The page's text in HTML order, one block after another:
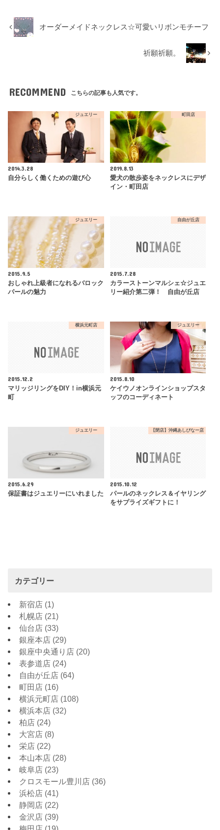
オーダーメイドネックレス☆可愛いリボンモチーフ
祈願祈願。
RECOMMEND こちらの記事も人気です。
ジュエリー
2014.3.28
自分らしく働くための遊び心
町田店
2019.8.13
愛犬の散歩姿をネックレスにデザ
イン・町田店
ジュエリー
2015.9.5
おしゃれ上級者になれるバロック
パールの魅力
自由が丘店
2015.7.28
カラーストーンマルシェ☆ジュエ
リー紹介第二弾！ 自由が丘店
横浜元町店
2015.12.2
マリッジリングをDIY！in横浜元
町
ジュエリー
2015.8.10
ケイウノオンラインショップスタ
ッフのコーディネート
ジュエリー
2015.6.29
保証書はジュエリーにいれました
【閉店】沖縄あしびなー店
2015.10.12
パールのネックレス＆イヤリング
をサプライズギフトに！
カテゴリー
新宿店 (1)
札幌店 (21)
仙台店 (33)
銀座本店 (29)
銀座中央通り店 (20)
表参道店 (24)
自由が丘店 (64)
町田店 (16)
横浜元町店 (108)
横浜本店 (32)
柏店 (24)
大宮店 (8)
栄店 (22)
本山本店 (28)
岐阜店 (23)
クロスモール豊川店 (36)
浜松店 (41)
静岡店 (22)
金沢店 (39)